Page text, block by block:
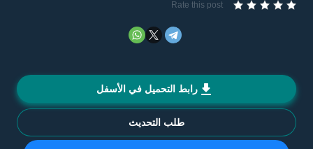
Rate this post
رابط التحميل في الأسفل
طلب التحديث